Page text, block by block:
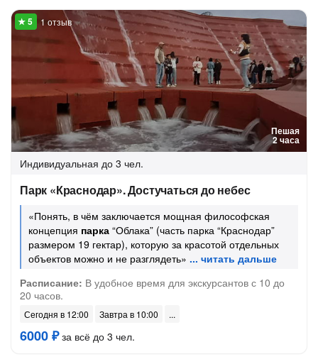
Пешая
2 часа
1 отзыв
Индивидуальная до 3 чел.
Парк «Краснодар». Достучаться до небес
«Понять, в чём заключается мощная философская
концепция парка “Облака” (часть парка “Краснодар”
размером 19 гектар), которую за красотой отдельных
объектов можно и не разглядеть»
Расписание: В удобное время для экскурсантов с 10 до
20 часов.
Сегодня в 12:00 Завтра в 10:00
6000 ₽за всё до 3 чел.